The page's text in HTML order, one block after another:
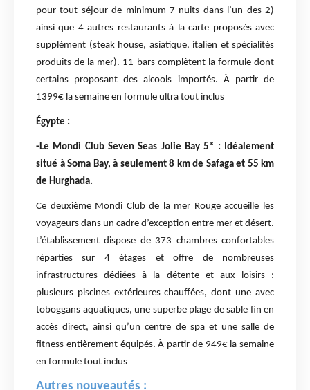
pour tout séjour de minimum 7 nuits dans l’un des 2)
ainsi que 4 autres restaurants à la carte proposés avec
supplément (steak house, asiatique, italien et spécialités
produits de la mer). 11 bars complètent la formule dont
certains proposant des alcools importés. À partir de
1399€ la semaine en formule ultra tout inclus
Égypte :
-Le Mondi Club Seven Seas Jolie Bay 5* : Idéalement
situé à Soma Bay, à seulement 8 km de Safaga et 55 km
de Hurghada.
Ce deuxième Mondi Club de la mer Rouge accueille les
voyageurs dans un cadre d’exception entre mer et désert.
L’établissement dispose de 373 chambres confortables
réparties sur 4 étages et offre de nombreuses
infrastructures dédiées à la détente et aux loisirs :
plusieurs piscines extérieures chauffées, dont une avec
toboggans aquatiques, une superbe plage de sable fin en
accès direct, ainsi qu’un centre de spa et une salle de
fitness entièrement équipés. À partir de 949€ la semaine
en formule tout inclus
Autres nouveautés :